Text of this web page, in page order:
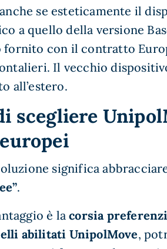
anche se esteticamente il
a quello della versione
fornito con il contratto
Il vecchio
all’estero.
scegliere
significa
.
è la corsia
abilitati UnipolMove,